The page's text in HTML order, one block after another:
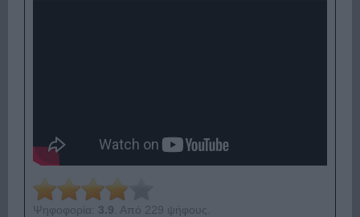
Ψηφοφορία: 3.9 . Από 229 ψήφους.